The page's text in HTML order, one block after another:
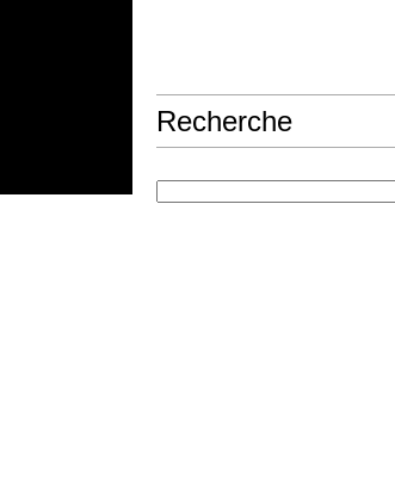
Recherche